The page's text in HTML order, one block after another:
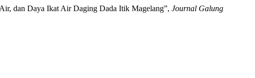
dan Daya Ikat Air Daging Dada Itik Magelang”, Journal Galung